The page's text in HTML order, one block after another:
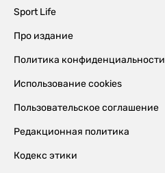
Sport Life
Про издание
Политика конфиденциальности
Использование cookies
Пользовательское соглашение
Редакционная политика
Кодекс этики